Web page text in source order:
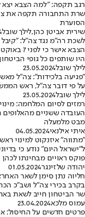
רגב תקפה: "למה הצבא יצא
שרת התחבורה תקפה את
הסוערת
שירית אביטן כהן,לילך שובל
לשכת רה"מ נגד צה"ל:
הצבא
היו שותפים כל גופי
לילך שובל23.05.2024
"פגיעה בלכידות": צה"ל מאשר
על פי דובר צה"ל, ראש הממשלה נתניהו קיבל בין החודשים מרץ ליולי 2023
לילך שובל23.05.2024
רמזים לסיום המלחמה:
העובדה ששניים
מבט מלמעלה
איתי אילנאי04.05.2024
"מתווה" איזנקוט למינוי
ל"ישראל היום" נודע כי
פוקס ראויים מבחינתו
יהודה שלזינגר01.05.2024
חליוה נתן סימן לשאר
בקרב בכירי צה"ל ושב"כ
שר הביטחון חייב לשאת
עמוס מלכא23.04.2024
פרטים חדשים על החיסול: